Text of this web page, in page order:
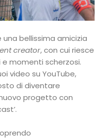
una bellissima amicizia
creator, con cui riesce
momenti scherzosi.
video su YouTube,
di diventare
progetto con